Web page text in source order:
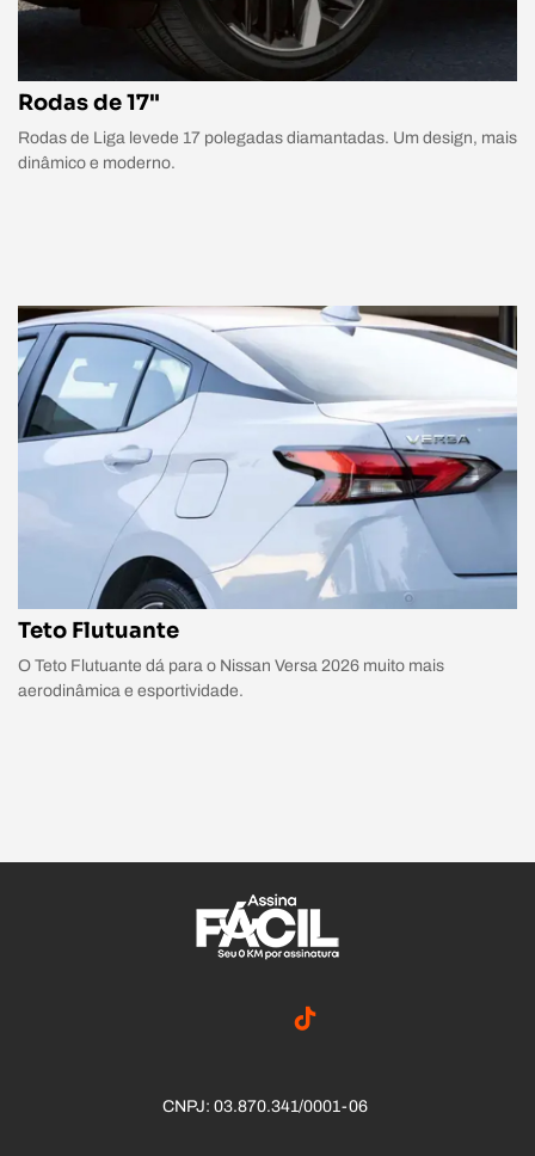
Rodas de 17"
Rodas de Liga levede 17 polegadas diamantadas. Um design, mais
dinâmico e moderno.
Teto Flutuante
O Teto Flutuante dá para o Nissan Versa 2026 muito mais
aerodinâmica e esportividade.
CNPJ: 03.870.341/0001-06